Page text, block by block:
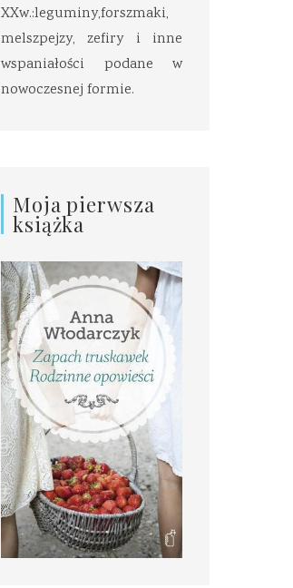
XXw.:leguminy,forszmaki,
melszpejzy, zefiry i inne
wspaniałości podane w
nowoczesnej formie.
Moja pierwsza
książka